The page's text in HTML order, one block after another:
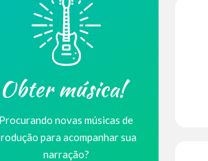
Obter música!
Procurando novas músicas de
para acompanhar sua
narração?